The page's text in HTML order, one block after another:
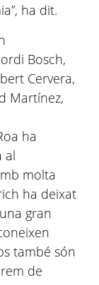
ha dit.
Bosch,
Cervera,
Martínez,
ha
al
molta
ha deixat
gran
també són
de